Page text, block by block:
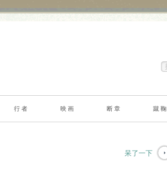
行 者 映 画 断 章 蹴 鞠
呆了一下